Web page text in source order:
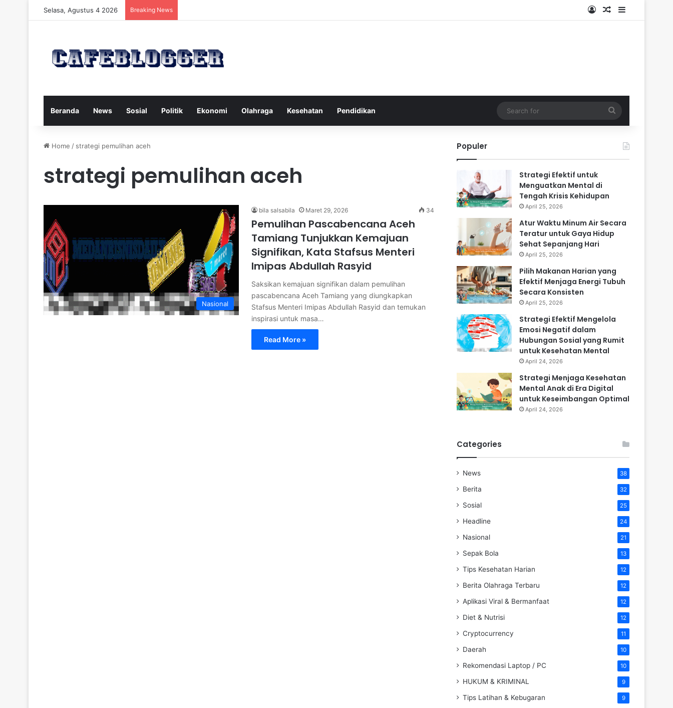
Selasa, Agustus 4 2026 Breaking News Log InRandom Article
Sidebar
Beranda News Sosial Politik Ekonomi Olahraga Kesehatan Pendidikan
for
Home / strategi pemulihan aceh
strategi pemulihan aceh
Nasional
bila salsabila Maret 29, 2026 34
Pemulihan Pascabencana Aceh
Tamiang Tunjukkan Kemajuan
Signifikan, Kata Stafsus Menteri
Imipas Abdullah Rasyid
Saksikan kemajuan signifikan dalam pemulihan
pascabencana Aceh Tamiang yang diungkapkan
Stafsus Menteri Imipas Abdullah Rasyid dan temukan
inspirasi untuk masa…
Read More »
Populer
Strategi Efektif untuk
Menguatkan Mental di
Tengah Krisis Kehidupan
April 25, 2026
Atur Waktu Minum Air Secara
Teratur untuk Gaya Hidup
Sehat Sepanjang Hari
April 25, 2026
Pilih Makanan Harian yang
Efektif Menjaga Energi Tubuh
Secara Konsisten
April 25, 2026
Strategi Efektif Mengelola
Emosi Negatif dalam
Hubungan Sosial yang Rumit
untuk Kesehatan Mental
April 24, 2026
Strategi Menjaga Kesehatan
Mental Anak di Era Digital
untuk Keseimbangan Optimal
April 24, 2026
Categories
News 38
Berita 32
Sosial 25
Headline 24
Nasional 21
Sepak Bola 13
Tips Kesehatan Harian 12
Berita Olahraga Terbaru 12
Aplikasi Viral & Bermanfaat 12
Diet & Nutrisi 12
Cryptocurrency 11
Daerah 10
Rekomendasi Laptop / PC 10
HUKUM & KRIMINAL 9
Tips Latihan & Kebugaran 9